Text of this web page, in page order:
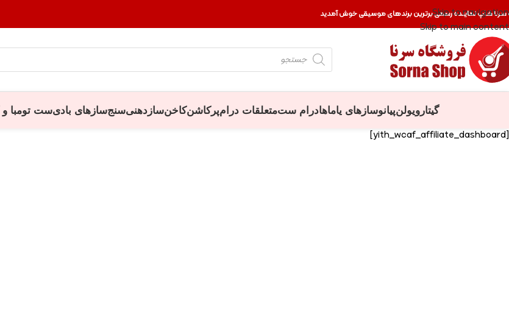
Skip to navigation
Skip to main content
سرنا شاپ نماینده رسمی برترین برندهای موسیقی خوش آمدید
گیتار ویولنپیانوسازهای یاماهادرام ستمتعلقات درامپرکاشنکاخنسازدهنیسنجسازهای بادیست تومبا و
[yith_wcaf_affiliate_dashboard]